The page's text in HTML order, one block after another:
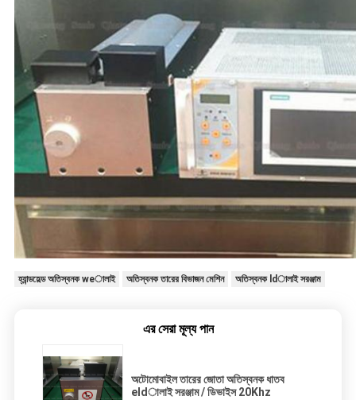
হ্যান্ডহেল্ড অতিস্বনক weালাই অতিস্বনক তারের বিভাজন মেশিন অতিস্বনক ldালাই সরঞ্জাম
এর সেরা মূল্য পান
অটোমোবাইল তারের জোতা অতিস্বনক ধাতব
eldালাই সরঞ্জাম / ডিভাইস 20Khz